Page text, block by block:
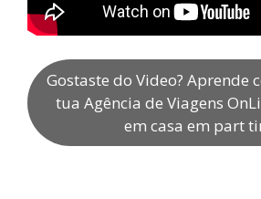
Gostaste do Video? Aprende
tua Agência de Viagens
em casa em part